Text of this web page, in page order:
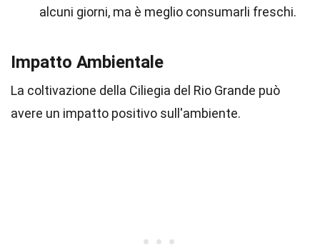
alcuni giorni, ma è meglio consumarli freschi.
Impatto Ambientale
La coltivazione della Ciliegia del Rio Grande può
avere un impatto positivo sull'ambiente.